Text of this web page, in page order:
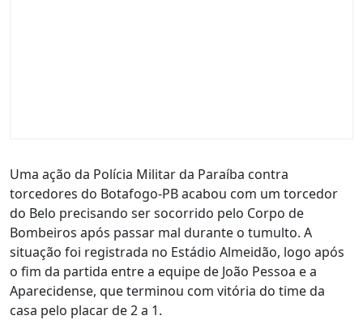
Uma ação da Polícia Militar da Paraíba contra
torcedores do Botafogo-PB acabou com um torcedor
do Belo precisando ser socorrido pelo Corpo de
Bombeiros após passar mal durante o tumulto. A
situação foi registrada no Estádio Almeidão, logo após
o fim da partida entre a equipe de João Pessoa e a
Aparecidense, que terminou com vitória do time da
casa pelo placar de 2 a 1.